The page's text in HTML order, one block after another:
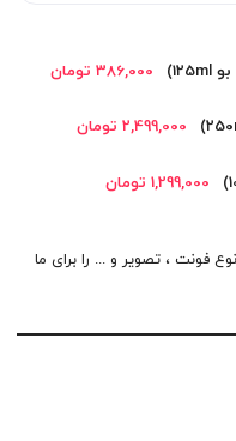
386,000 تومان
2,499,000 تومان
1,299,000 تومان
فونت ، تصویر و ... را برای ما